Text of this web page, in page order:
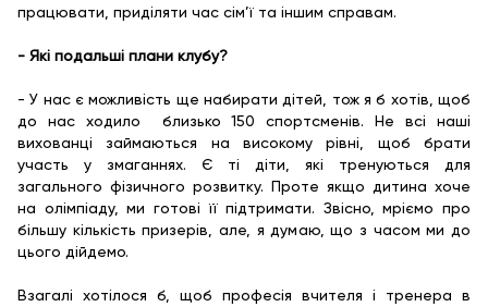
працювати, приділяти час сім’ї та іншим справам.
- Які подальші плани клубу?
- У нас є можливість ще набирати дітей, тож я б хотів, щоб
до нас ходило близько 150 спортсменів. Не всі наші
вихованці займаються на високому рівні, щоб брати
участь у змаганнях. Є ті діти, які тренуються для
загального фізичного розвитку. Проте якщо дитина хоче
на олімпіаду, ми готові її підтримати. Звісно, мріємо про
більшу кількість призерів, але, я думаю, що з часом ми до
цього дійдемо.
Взагалі хотілося б, щоб професія вчителя і тренера в